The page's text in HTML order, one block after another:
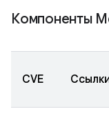
Компоненты
CVE